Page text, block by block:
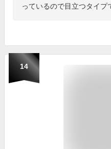
っているので目立つタイプ
14